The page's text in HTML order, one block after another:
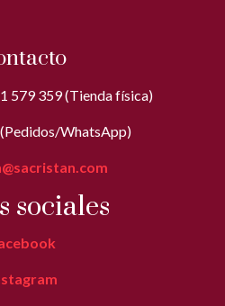
579 359 (Tienda física)
WhatsApp)
sociales